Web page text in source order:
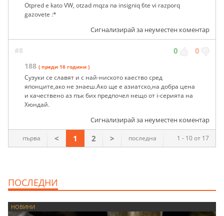
Otpred e kato VW, otzad mqza na insigniq 6te vi razporq
gazovete :*
Сигнализирай за неуместен коментар
#8 0 0
188 ( преди 16 години )
Сузуки се славят и с най-ниското каество сред
японците,ако не знаеш.Ако ще е азиатско,на добра цена
и качествено аз пък бих предпочел нещо от i-серията на
Хюндай.
Сигнализирай за неуместен коментар
1 - 10 от 17
първа < 1 2 > последна
ПОСЛЕДНИ
НОВИНИ